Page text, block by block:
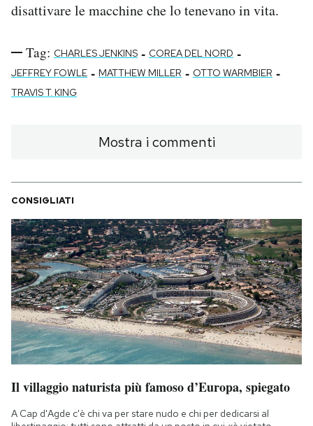
disattivare le macchine che lo tenevano in vita.
Tag: CHARLES JENKINS - COREA DEL NORD -
JEFFREY FOWLE - MATTHEW MILLER - OTTO WARMBIER -
TRAVIS T. KING
Mostra i commenti
CONSIGLIATI
Il villaggio naturista più famoso d’Europa, spiegato
A Cap d'Agde c'è chi va per stare nudo e chi per dedicarsi al